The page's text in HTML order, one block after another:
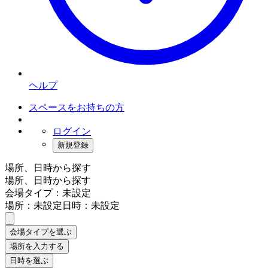
ヘルプ
スペースをお持ちの方
ログイン
新規登録
場所、日時から探す
場所、日時から探す
会場タイプ：未設定
場所：未設定日時：未設定
会場タイプを選ぶ
場所を入力する
日時を選ぶ